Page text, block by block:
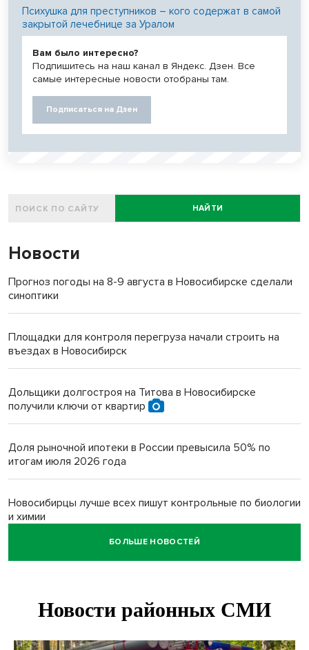
Психушка для преступников – кого содержат в самой
закрытой лечебнице за Уралом
Вам было интересно?
Подпишитесь на наш канал в Яндекс. Дзен. Все
самые интересные новости отобраны там.
Подписаться на Дзен
НАЙТИ
Новости
Прогноз погоды на 8-9 августа в Новосибирске сделали
синоптики
Площадки для контроля перегруза начали строить на
въездах в Новосибирск
Дольщики долгостроя на Титова в Новосибирске
получили ключи от квартир
Доля рыночной ипотеки в России превысила 50% по
итогам июля 2026 года
Новосибирцы лучше всех пишут контрольные по биологии
и химии
БОЛЬШЕ НОВОСТЕЙ